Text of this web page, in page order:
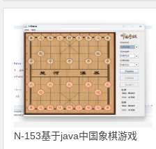
N-153基于java中国象棋游戏